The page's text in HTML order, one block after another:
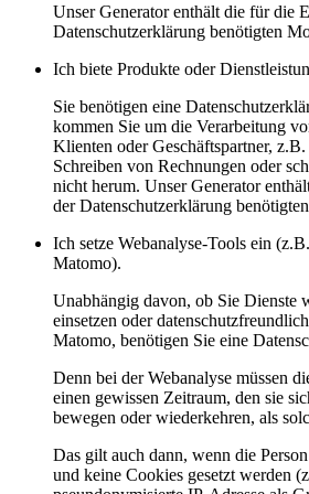
Unser Generator enthält die für die
Datenschutzerklärung benötigten
Ich biete Produkte oder
Sie benötigen eine
kommen Sie um die Verarbeitung
Klienten oder Geschäftspartner,
Schreiben von Rechnungen oder
nicht herum. Unser Generator
der Datenschutzerklärung
Ich setze Webanalyse-Tools ein
Matomo).
Unabhängig davon, ob Sie Dienste
einsetzen oder
Matomo, benötigen Sie eine
Denn bei der Webanalyse müssen
einen gewissen Zeitraum, den sie
bewegen oder wiederkehren, als
Das gilt auch dann, wenn die
und keine Cookies gesetzt werden